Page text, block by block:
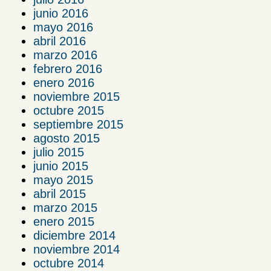
junio 2016
mayo 2016
abril 2016
marzo 2016
febrero 2016
enero 2016
noviembre 2015
octubre 2015
septiembre 2015
agosto 2015
julio 2015
junio 2015
mayo 2015
abril 2015
marzo 2015
enero 2015
diciembre 2014
noviembre 2014
octubre 2014